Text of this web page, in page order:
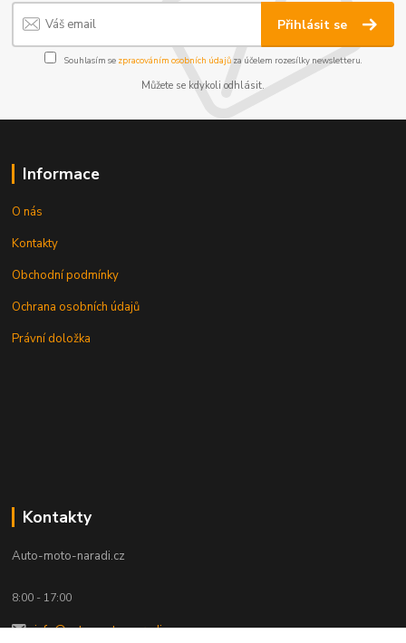
Přihlásit se
Souhlasím se zpracováním osobních údajůza účelem rozesílky newsletteru.
Můžete se kdykoli odhlásit.
Informace
O nás
Kontakty
Obchodní podmínky
Ochrana osobních údajů
Právní doložka
Kontakty
Auto-moto-naradi.cz
8:00 - 17:00
info@auto-moto-naradi.cz